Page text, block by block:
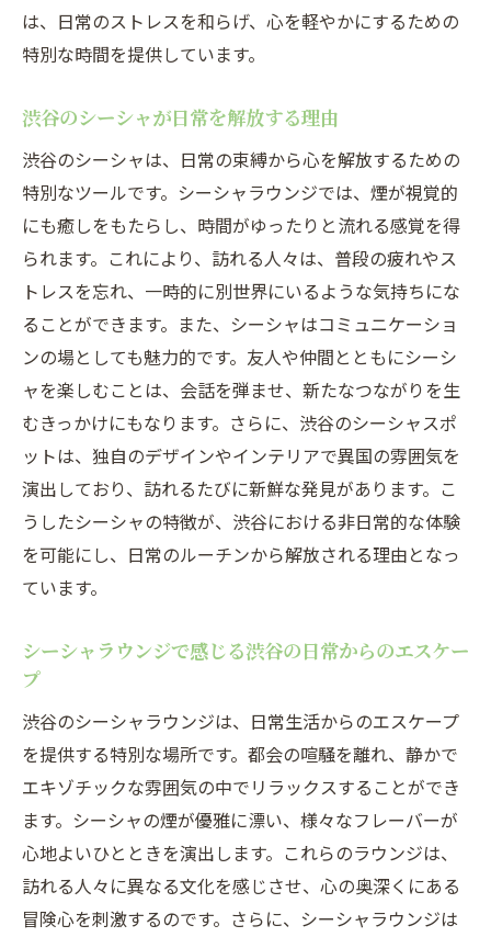
は、日常のストレスを和らげ、心を軽やかにするための
特別な時間を提供しています。
渋谷のシーシャが日常を解放する理由
渋谷のシーシャは、日常の束縛から心を解放するための
特別なツールです。シーシャラウンジでは、煙が視覚的
にも癒しをもたらし、時間がゆったりと流れる感覚を得
られます。これにより、訪れる人々は、普段の疲れやス
トレスを忘れ、一時的に別世界にいるような気持ちにな
ることができます。また、シーシャはコミュニケーショ
ンの場としても魅力的です。友人や仲間とともにシーシ
ャを楽しむことは、会話を弾ませ、新たなつながりを生
むきっかけにもなります。さらに、渋谷のシーシャスポ
ットは、独自のデザインやインテリアで異国の雰囲気を
演出しており、訪れるたびに新鮮な発見があります。こ
うしたシーシャの特徴が、渋谷における非日常的な体験
を可能にし、日常のルーチンから解放される理由となっ
ています。
シーシャラウンジで感じる渋谷の日常からのエスケー
プ
渋谷のシーシャラウンジは、日常生活からのエスケープ
を提供する特別な場所です。都会の喧騒を離れ、静かで
エキゾチックな雰囲気の中でリラックスすることができ
ます。シーシャの煙が優雅に漂い、様々なフレーバーが
心地よいひとときを演出します。これらのラウンジは、
訪れる人々に異なる文化を感じさせ、心の奥深くにある
冒険心を刺激するのです。さらに、シーシャラウンジは